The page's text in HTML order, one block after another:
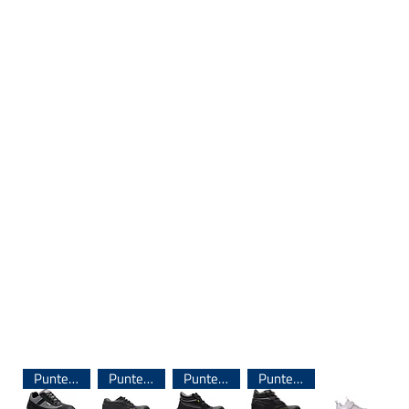
Puntera de Acero Puntera de Acero Puntera de Acero Puntera de Acero